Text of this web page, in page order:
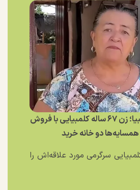
ملکه شایعه کلمبیا؛ زن ۶۷ ساله کلمبیایی با فروش
دو خانه خرید
ساله کلمبیایی سرگرمی مورد علاقه‌اش را